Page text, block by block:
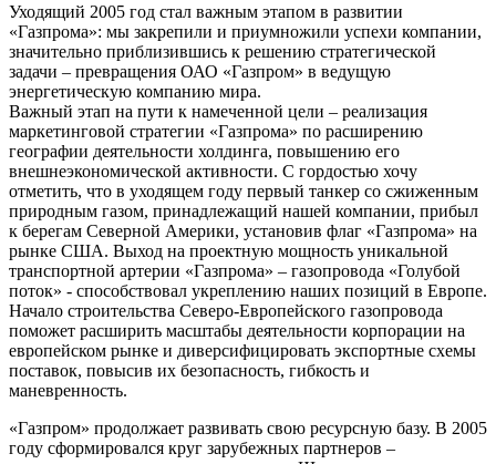
Уходящий 2005 год стал важным этапом в развитии
«Газпрома»: мы закрепили и приумножили успехи компании,
значительно приблизившись к решению стратегической
задачи – превращения ОАО «Газпром» в ведущую
энергетическую компанию мира.
Важный этап на пути к намеченной цели – реализация
маркетинговой стратегии «Газпрома» по расширению
географии деятельности холдинга, повышению его
внешнеэкономической активности. С гордостью хочу
отметить, что в уходящем году первый танкер со сжиженным
природным газом, принадлежащий нашей компании, прибыл
к берегам Северной Америки, установив флаг «Газпрома» на
рынке США. Выход на проектную мощность уникальной
транспортной артерии «Газпрома» – газопровода «Голубой
поток» - способствовал укреплению наших позиций в Европе.
Начало строительства Северо-Европейского газопровода
поможет расширить масштабы деятельности корпорации на
европейском рынке и диверсифицировать экспортные схемы
поставок, повысив их безопасность, гибкость и
маневренность.
«Газпром» продолжает развивать свою ресурсную базу. В 2005
году сформировался круг зарубежных партнеров –